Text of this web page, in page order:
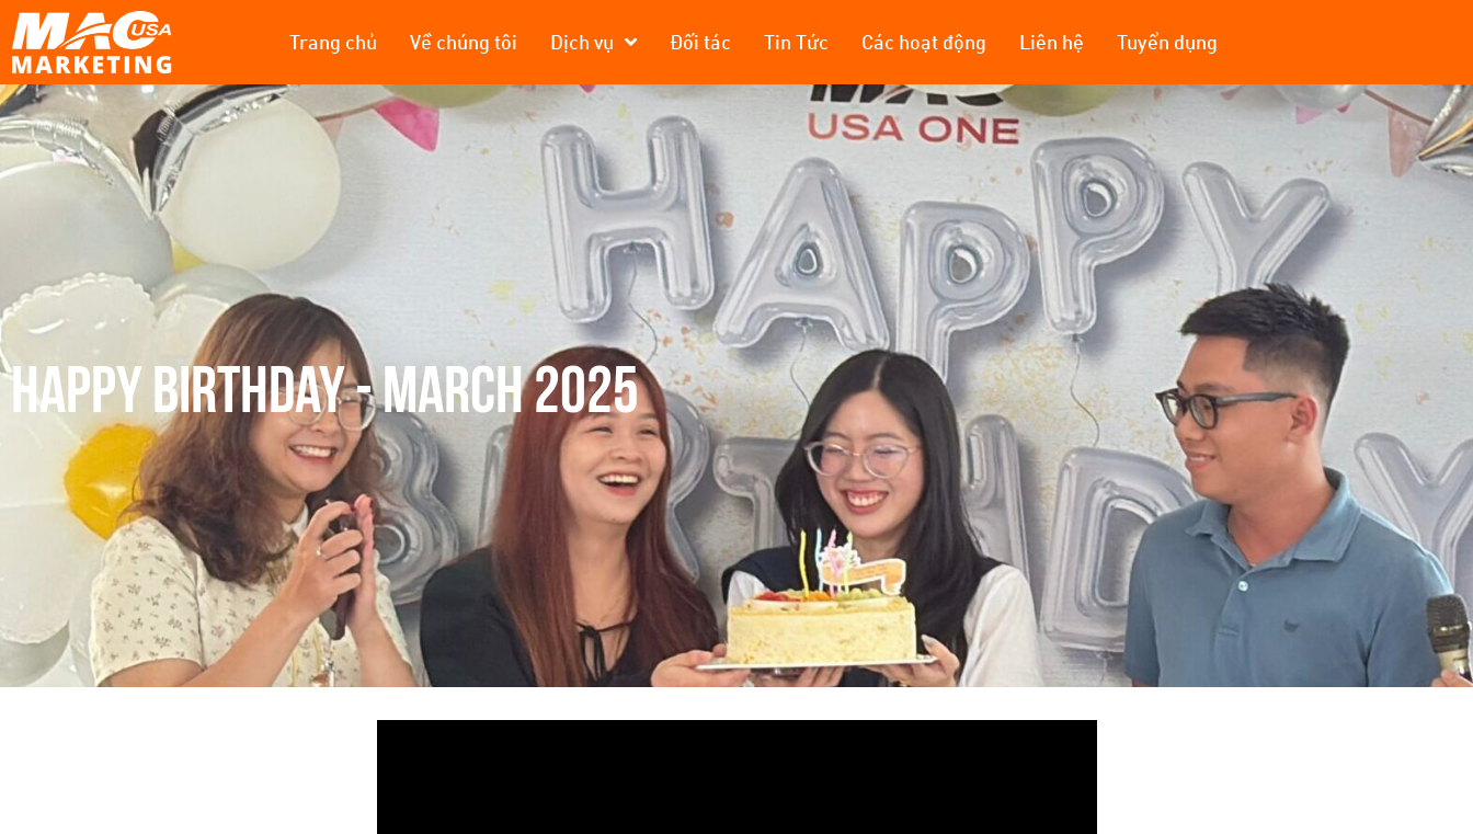
Trang chủ Về chúng tôi Dịch vụ Đối tác Tin Tức Các hoạt động Liên hệ Tuyển dụng
HAPPY BIRTHDAY - MARCH 2025